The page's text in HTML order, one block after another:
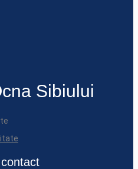
Sibiului